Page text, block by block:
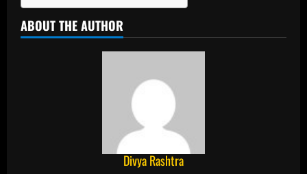
ABOUT THE AUTHOR
Divya Rashtra